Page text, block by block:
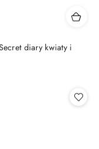
diary kwiaty i